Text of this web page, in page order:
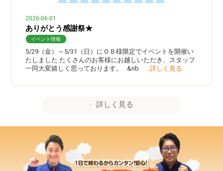
2026-06-01
ありがとう感謝祭★
イベント情報
5/29（金）～5/31（日）にＯＢ様限定でイベントを開催い
たしました たくさんのお客様にお越しいただき、スタッフ
一同大変嬉しく思っております。 &nb …詳しく見る
詳しく見る